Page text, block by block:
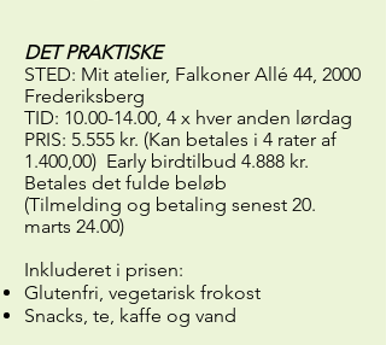
DET PRAKTISKE
​STED: Mit atelier, Falkoner Allé 44, 2000
Frederiksberg
TID: 10.00-14.00, 4 x hver anden lørdag
PRIS: 5.555 kr. (Kan betales i 4 rater af
1.400,00) Early birdtilbud 4.888 kr.
Betales det fulde beløb
(Tilmelding og betaling senest 20.
marts 24.00)
Inkluderet i prisen:
Glutenfri, vegetarisk frokost
Snacks, te, kaffe og vand